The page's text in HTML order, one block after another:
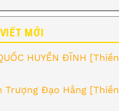
MỚI
HUYỀN ĐĨNH [Thiền
Trượng Đạo Hằng [Thiền